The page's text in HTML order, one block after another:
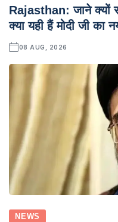
Rajasthan: जाने क्यों
क्या यही हैं मोदी जी का
08 AUG, 2026
NEWS